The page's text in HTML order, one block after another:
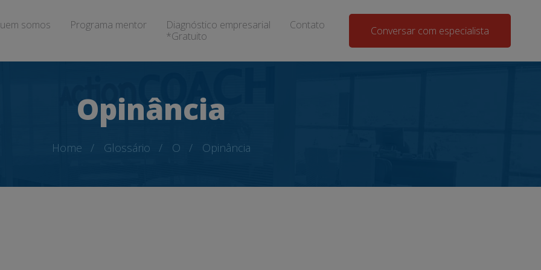
somos Programa mentor
Diagnóstico empresarial
*Gratuito
Contato Conversar com especialista
Opinância
Home Glossário O Opinância